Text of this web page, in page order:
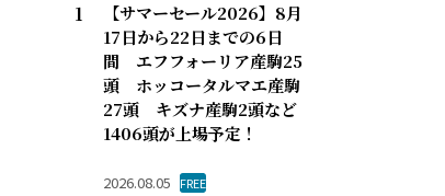
【サマーセール2026】8月
17日から22日までの6日
間 エフフォーリア産駒25
頭 ホッコータルマエ産駒
27頭 キズナ産駒2頭など
1406頭が上場予定！
2026.08.05 FREE